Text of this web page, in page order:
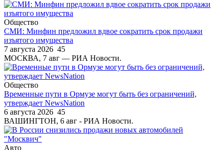
Общество
СМИ: Минфин предложил вдвое сократить срок продажи
изъятого имущества
7 августа 2026 45
МОСКВА, 7 авг — РИА Новости.
Общество
Временные пути в Ормузе могут быть без ограничений,
утверждает NewsNation
6 августа 2026 45
ВАШИНГТОН, 6 авг - РИА Новости.
Авто